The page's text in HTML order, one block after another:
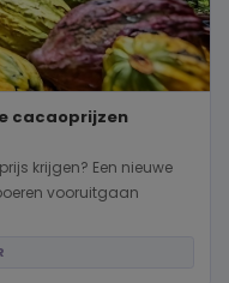
cacaoprijzen
krijgen? Een nieuwe
vooruitgaan